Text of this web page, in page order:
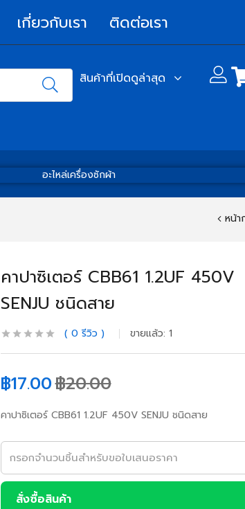
เกี่ยวกับเรา ติดต่อเรา
สินค้าที่เปิดดูล่าสุด
อะไหล่เครื่องซักผ้า
หน้า
คาปาซิเตอร์ CBB61 1.2UF 450V
SENJU ชนิดสาย
0 รีวิว ขายแล้ว: 1
฿17.00฿20.00
คาปาซิเตอร์ CBB61 1.2UF 450V SENJU ชนิดสาย
สั่งซื้อสินค้า